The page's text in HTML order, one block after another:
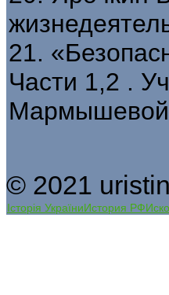
21.
Части 1,2 .
© 2021
Історія УкраїниИстория РФ